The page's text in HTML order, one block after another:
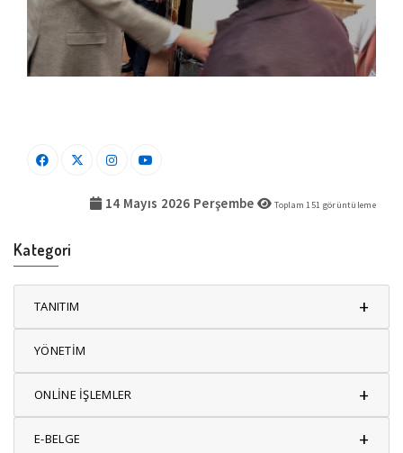
14 Mayıs 2026 Perşembe Toplam151 görüntüleme
Kategori
TANITIM +
YÖNETİM
ONLİNE İŞLEMLER +
E-BELGE +